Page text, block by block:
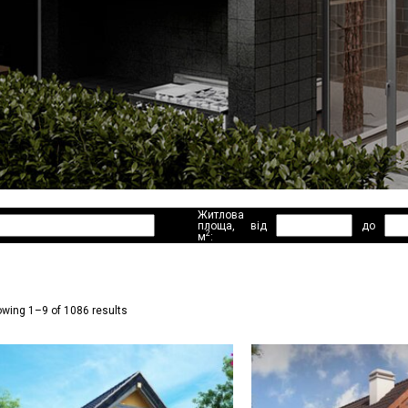
Житлова
площа,
м2:
від до
1–9 of 1086 results